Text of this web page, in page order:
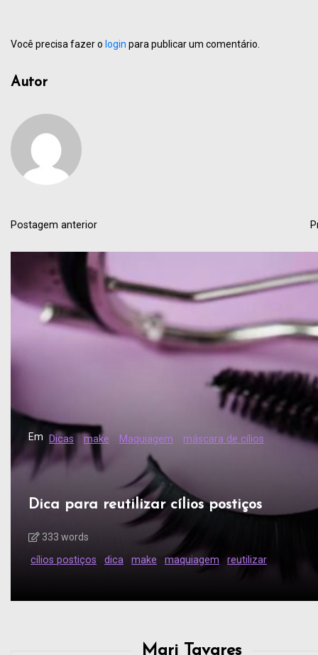
Você precisa fazer o login para publicar um comentário.
Autor
Postagem anterior
Em Dicas make Maquiagem máscara de cílios
Dica para reutilizar cílios postiços
333 words
cílios postiços dica make maquiagem reutilizar
Mari Tavares